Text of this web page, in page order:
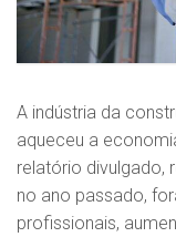
A indústria da
aqueceu a
relatório divulgado,
no ano passado,
profissionais,